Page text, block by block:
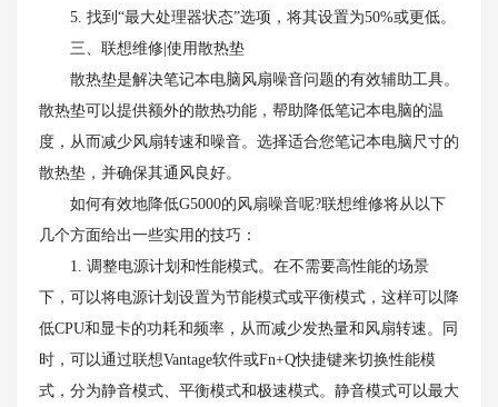
5. 找到“最大处理器状态”选项，将其设置为50%或更低。
三、联想维修|使用散热垫
散热垫是解决笔记本电脑风扇噪音问题的有效辅助工具。
散热垫可以提供额外的散热功能，帮助降低笔记本电脑的温
度，从而减少风扇转速和噪音。选择适合您笔记本电脑尺寸的
散热垫，并确保其通风良好。
如何有效地降低G5000的风扇噪音呢?联想维修将从以下
几个方面给出一些实用的技巧：
1. 调整电源计划和性能模式。在不需要高性能的场景
下，可以将电源计划设置为节能模式或平衡模式，这样可以降
低CPU和显卡的功耗和频率，从而减少发热量和风扇转速。同
时，可以通过联想Vantage软件或Fn+Q快捷键来切换性能模
式，分为静音模式、平衡模式和极速模式。静音模式可以最大